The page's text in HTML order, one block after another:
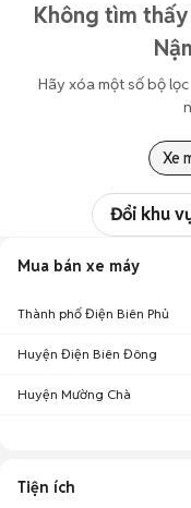
Không tìm
Hãy xóa một số bộ
Xe
Đổi khu
Mua bán xe máy
Thành phố Điện Biên Phủ
Huyện Điện Biên Đông
Huyện Mường Chà
Tiện ích